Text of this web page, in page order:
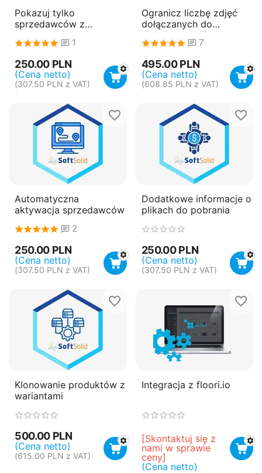
Pokazuj tylko
sprzedawców z
1
250.00 PLN
(Cena netto)
(307.50 PLN z VAT)
Ogranicz liczbę zdjęć
dołączanych do
7
495.00 PLN
(Cena netto)
(608.85 PLN z VAT)
Automatyczna
aktywacja sprzedawców
2
250.00 PLN
(Cena netto)
(307.50 PLN z VAT)
Dodatkowe informacje o
plikach do pobrania
250.00 PLN
(Cena netto)
(307.50 PLN z VAT)
Klonowanie produktów z
wariantami
500.00 PLN
(Cena netto)
(615.00 PLN z VAT)
Integracja z floori.io
[Skontaktuj się z
nami w sprawie
ceny]
(Cena netto)